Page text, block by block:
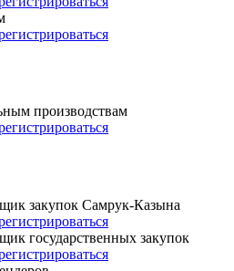
производствам
закупок Самрук-Казына
государственных закупок